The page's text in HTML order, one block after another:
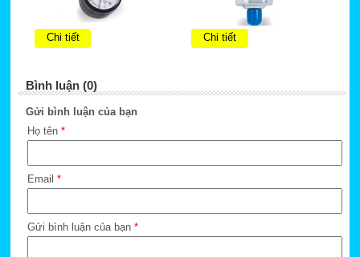
Chi tiết Chi tiết
Bình luận (0)
Gửi bình luận của bạn
Họ tên *
Email *
Gửi bình luận của bạn *